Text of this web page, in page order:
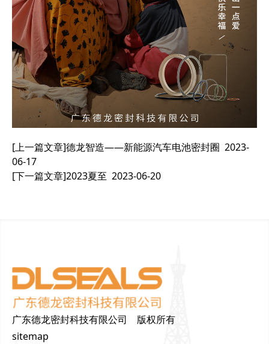
[上一篇文章]德龙智造——新能源汽车电池密封圈 2023-
06-17
[下一篇文章]2023夏至 2023-06-20
广东德龙密封科技有限公司 版权所有
sitemap